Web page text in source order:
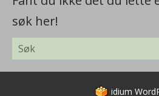
søk her!
idium